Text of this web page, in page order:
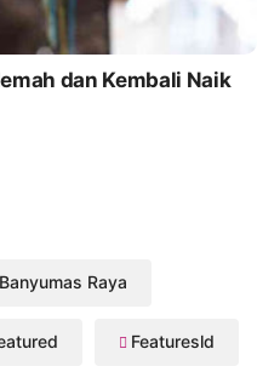
dan Kembali Naik
Banyumas Raya
Featuresld